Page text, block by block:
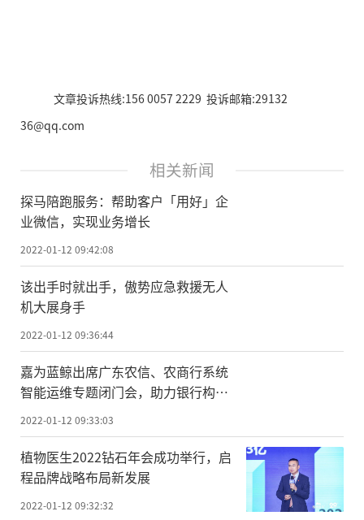
文章投诉热线:156 0057 2229 投诉邮箱:29132
36@qq.com
相关新闻
探马陪跑服务：帮助客户「用好」企
业微信，实现业务增长
2022-01-12 09:42:08
该出手时就出手，傲势应急救援无人
机大展身手
2022-01-12 09:36:44
嘉为蓝鲸出席广东农信、农商行系统
智能运维专题闭门会，助力银行构建
智能研运体系
2022-01-12 09:33:03
植物医生2022钻石年会成功举行，启
程品牌战略布局新发展
2022-01-12 09:32:32